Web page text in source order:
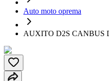
Auto moto oprema
AUXITO D2S CANBUS